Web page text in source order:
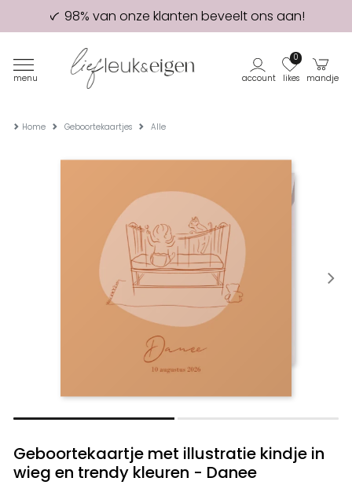
98% van onze klanten beveelt ons aan!
Eerste proefdruk GRATIS
menu account likes
0
mandje
Home Geboortekaartjes Alle
Geboortekaartje met illustratie kindje in
wieg en trendy kleuren - Danee